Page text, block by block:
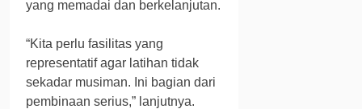
yang memadai dan berkelanjutan.
“Kita perlu fasilitas yang
representatif agar latihan tidak
sekadar musiman. Ini bagian dari
pembinaan serius,” lanjutnya.